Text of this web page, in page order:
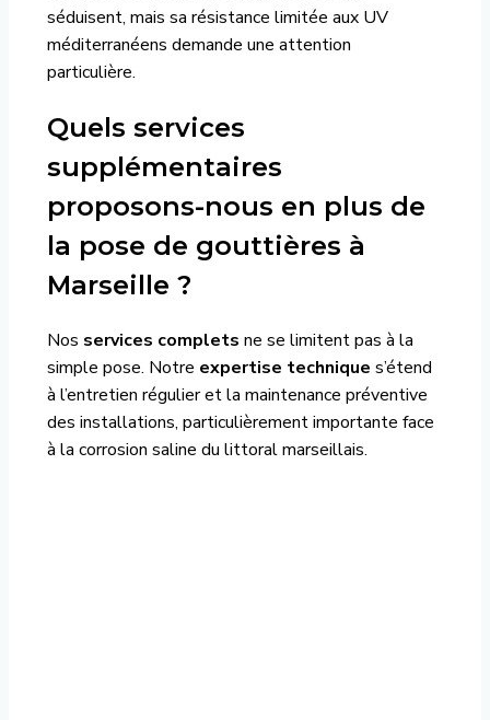
séduisent, mais sa résistance limitée aux UV
méditerranéens demande une attention
particulière.
Quels services
supplémentaires
proposons-nous en plus de
la pose de gouttières à
Marseille ?
Nos services complets ne se limitent pas à la
simple pose. Notre expertise technique s’étend
à l’entretien régulier et la maintenance préventive
des installations, particulièrement importante face
à la corrosion saline du littoral marseillais.